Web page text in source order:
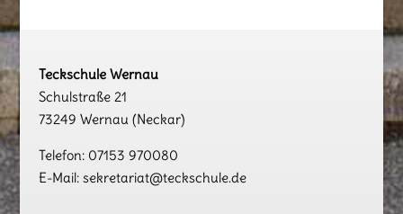
Teckschule Wernau
Schulstraße 21
73249 Wernau (Neckar)
Telefon: 07153 970080
E-Mail: sekretariat@teckschule.de